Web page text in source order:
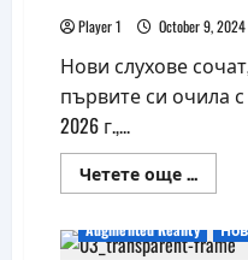
Player 1 October 9, 2024
Нови слухове
първите си очила
2026 г.,...
Четете още ...Read
more
Augmented Reality